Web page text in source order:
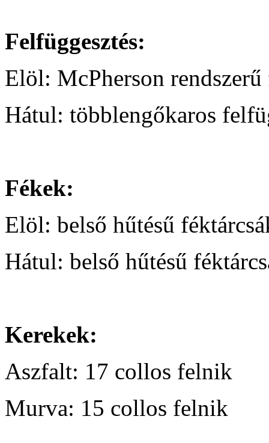
Felfüggesztés:
Elöl: McPherson rendszerű
Hátul: többlengőkaros
Fékek:
Elöl: belső hűtésű
Hátul: belső hűtésű
Kerekek:
Aszfalt: 17 collos felnik
Murva: 15 collos felnik